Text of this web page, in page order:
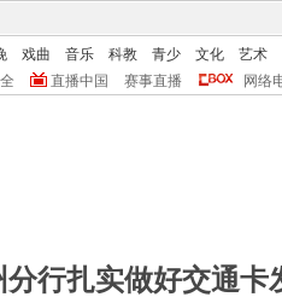
戏曲 音乐 科教 青少 文化
艺术
直播中国 赛事直播 网络
分行扎实做好交通卡